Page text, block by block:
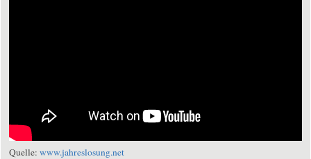
Quelle: www.jahreslosung.net